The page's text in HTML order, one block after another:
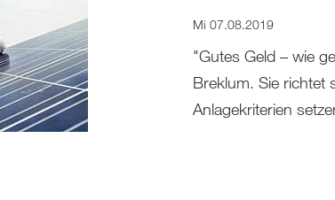
Mi 07.08.2019
"Gutes Geld – wie
Breklum. Sie richtet
Anlagekriterien